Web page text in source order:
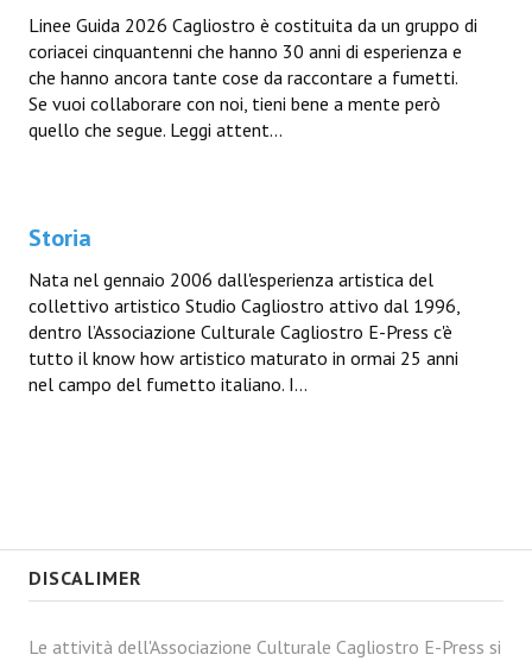
Linee Guida 2026 Cagliostro è costituita da un gruppo di
coriacei cinquantenni che hanno 30 anni di esperienza e
che hanno ancora tante cose da raccontare a fumetti.
Se vuoi collaborare con noi, tieni bene a mente però
quello che segue. Leggi attent...
Storia
Nata nel gennaio 2006 dall'esperienza artistica del
collettivo artistico Studio Cagliostro attivo dal 1996,
dentro l’Associazione Culturale Cagliostro E-Press c'è
tutto il know how artistico maturato in ormai 25 anni
nel campo del fumetto italiano. I...
DISCALIMER
Le attività dell'Associazione Culturale Cagliostro E-Press si